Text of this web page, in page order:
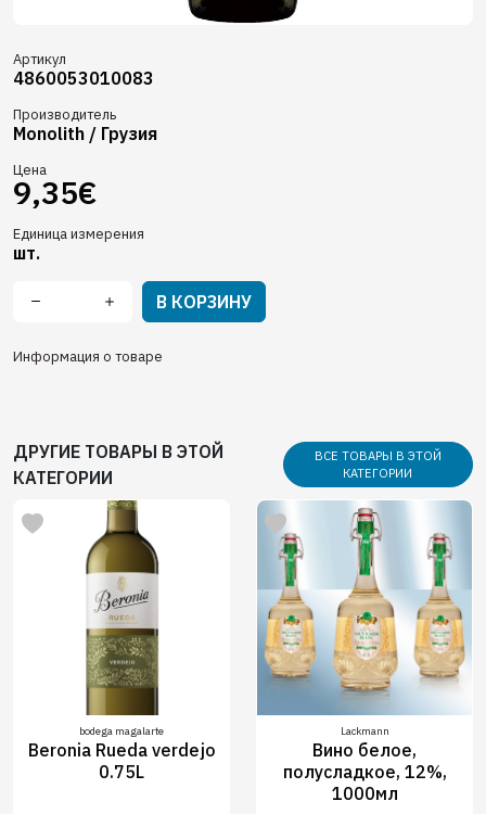
Артикул
4860053010083
Производитель
Monolith / Грузия
Цена
9,35€
Единица измерения
шт.
В КОРЗИНУ
Информация о товаре
ДРУГИЕ ТОВАРЫ В ЭТОЙ
КАТЕГОРИИ
ВСЕ ТОВАРЫ В ЭТОЙ
КАТЕГОРИИ
bodega magalarte
Beronia Rueda verdejo
0.75L
Lackmann
Вино белое,
полусладкое, 12%,
1000мл